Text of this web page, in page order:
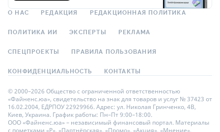
О НАС РЕДАКЦИЯ РЕДАКЦИОННАЯ ПОЛИТИКА
ПОЛИТИКА ИИ ЭКСПЕРТЫ РЕКЛАМА
СПЕЦПРОЕКТЫ ПРАВИЛА ПОЛЬЗОВАНИЯ
КОНФИДЕНЦИАЛЬНОСТЬ КОНТАКТЫ
© 2000–2026 Общество с ограниченной ответственностью
«Файненс.юа», свидетельство на знак для товаров и услуг № 37423 от
16.02.2004, ЕДРПОУ 22929966. Адрес: ул. Николая Гринченко, 4В,
Киев, Украина. График работы: Пн–Пт 9:00–18:00.
ООО «Файненс.юа» – независимый финансовый портал. Материалы
с пометками «Р», «Партнёрская», «Промо», «Акция», «Мнение»,